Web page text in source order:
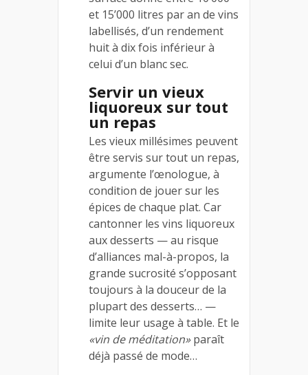
et 15’000 litres par an de vins
labellisés, d’un rendement
huit à dix fois inférieur à
celui d’un blanc sec.
Servir un vieux
liquoreux sur tout
un repas
Les vieux millésimes peuvent
être servis sur tout un repas,
argumente l’œnologue, à
condition de jouer sur les
épices de chaque plat. Car
cantonner les vins liquoreux
aux desserts — au risque
d’alliances mal-à-propos, la
grande sucrosité s’opposant
toujours à la douceur de la
plupart des desserts… —
limite leur usage à table. Et le
«vin de méditation»paraît
déjà passé de mode…